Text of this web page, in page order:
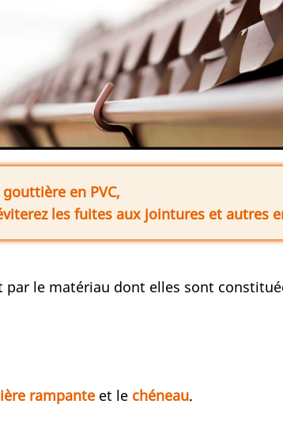
en PVC,
les fuites aux jointures et autres
le matériau dont elles sont
rampante et le chéneau.